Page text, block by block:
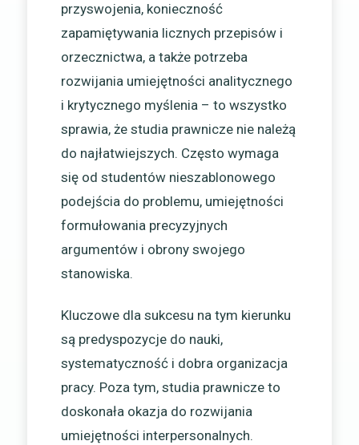
przyswojenia, konieczność
zapamiętywania licznych przepisów i
orzecznictwa, a także potrzeba
rozwijania umiejętności analitycznego
i krytycznego myślenia – to wszystko
sprawia, że studia prawnicze nie należą
do najłatwiejszych. Często wymaga
się od studentów nieszablonowego
podejścia do problemu, umiejętności
formułowania precyzyjnych
argumentów i obrony swojego
stanowiska.
Kluczowe dla sukcesu na tym kierunku
są predyspozycje do nauki,
systematyczność i dobra organizacja
pracy. Poza tym, studia prawnicze to
doskonała okazja do rozwijania
umiejętności interpersonalnych.